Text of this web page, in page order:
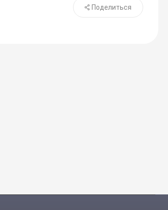
Поделиться